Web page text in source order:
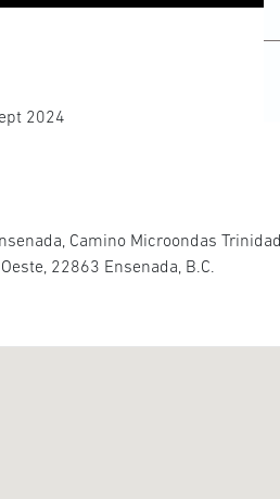
2024
Camino Microondas
22863 Ensenada, B.C.